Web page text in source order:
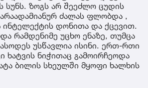
სუნს. ზოგს არ შეეძლო ცუდის
ძალას ფლობდა ,
ინტელექტის დონითა და ქცევით.
რამდენიმე უცხო ენაზე, თუმცა
უსწავლია ისინი. ერთ-რთი
ხატვის ნიჭითაც გამოირჩეოდა
ბილის სხეულში მყოფი ხალხის